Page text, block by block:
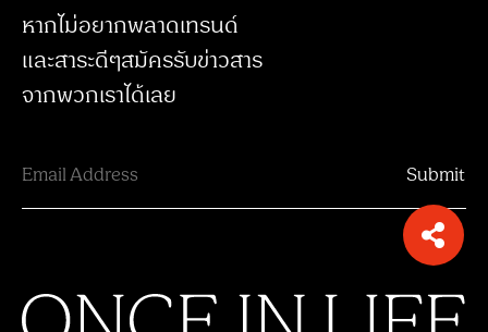
หากไม่อยากพลาดเทรนด์
และสาระดีๆสมัครรับข่าวสาร
จากพวกเราได้เลย